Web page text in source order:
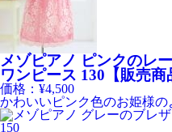
メゾピアノ ピンクのレ
ワンピース 130【販売商
価格：¥4,500
かわいいピンク色のお姫様の